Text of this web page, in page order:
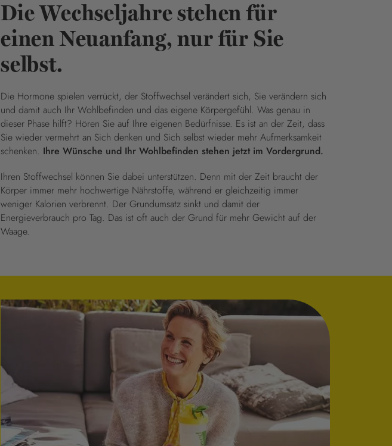
Die Wechseljahre stehen für
einen Neuanfang, nur für Sie
selbst.
Die Hormone spielen verrückt, der Stoffwechsel verändert sich, Sie verändern sich
und damit auch Ihr Wohlbefinden und das eigene Körpergefühl. Was genau in
dieser Phase hilft? Hören Sie auf Ihre eigenen Bedürfnisse. Es ist an der Zeit, dass
Sie wieder vermehrt an Sich denken und Sich selbst wieder mehr Aufmerksamkeit
schenken. Ihre Wünsche und Ihr Wohlbefinden stehen jetzt im Vordergrund.
Ihren Stoffwechsel können Sie dabei unterstützen. Denn mit der Zeit braucht der
Körper immer mehr hochwertige Nährstoffe, während er gleichzeitig immer
weniger Kalorien verbrennt. Der Grundumsatz sinkt und damit der
Energieverbrauch pro Tag. Das ist oft auch der Grund für mehr Gewicht auf der
Waage.